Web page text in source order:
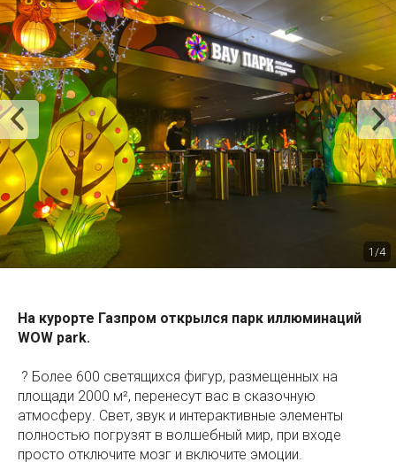
1/4
На курорте Газпром открылся парк иллюминаций
WOW park.
? Более 600 светящихся фигур, размещенных на
площади 2000 м², перенесут вас в сказочную
атмосферу. Свет, звук и интерактивные элементы
полностью погрузят в волшебный мир, при входе
просто отключите мозг и включите эмоции.